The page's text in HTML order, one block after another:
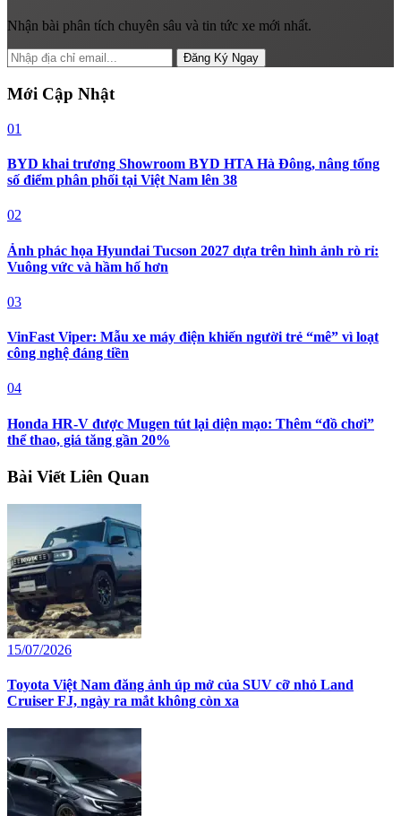
Nhận bài phân tích chuyên sâu và tin tức xe mới nhất.
Đăng Ký Ngay
Mới Cập Nhật
01
BYD khai trương Showroom BYD HTA Hà Đông, nâng tổng
số điểm phân phối tại Việt Nam lên 38
02
Ảnh phác họa Hyundai Tucson 2027 dựa trên hình ảnh rò rỉ:
Vuông vức và hầm hố hơn
03
VinFast Viper: Mẫu xe máy điện khiến người trẻ “mê” vì loạt
công nghệ đáng tiền
04
Honda HR-V được Mugen tút lại diện mạo: Thêm “đồ chơi”
thể thao, giá tăng gần 20%
Bài Viết Liên Quan
15/07/2026
Toyota Việt Nam đăng ảnh úp mở của SUV cỡ nhỏ Land
Cruiser FJ, ngày ra mắt không còn xa